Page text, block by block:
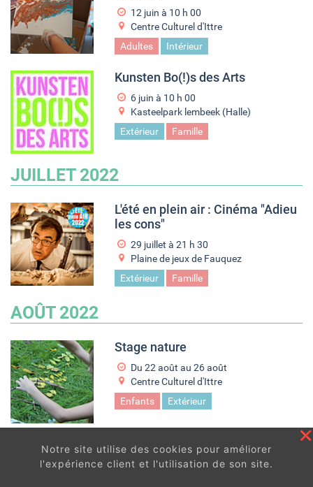
12 juin à 10 h 00
Centre Culturel d'Ittre
Adultes
Intérieur
Kunsten Bo(!)s des Arts
6 juin à 10 h 00
Kasteelpark lembeek (Halle)
Extérieur
Famille
JUILLET 2022
L'été en plein air : Cinéma "Adieu
les cons"
29 juillet à 21 h 30
Plaine de jeux de Fauquez
Extérieur
Famille
AOÛT 2022
Stage nature
Du 22 août au 26 août
Centre Culturel d'Ittre
Enfants
Extérieur
L'été en plein air : Cinéma
"Ouistreham"
Notre site utilise des cookies pour améliorer
l'expérience client et l'utilisation de son site.